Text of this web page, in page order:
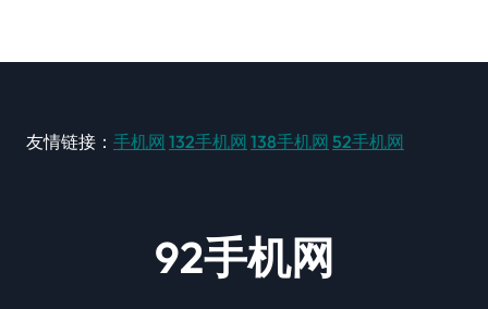
友情链接： 手机网 132手机网 138手机网 52手机网
92手机网